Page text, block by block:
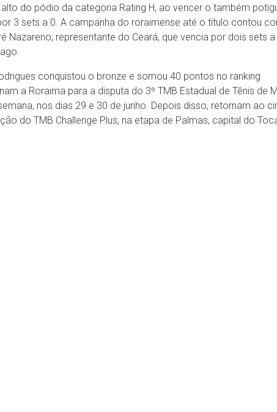
do pódio da categoria Rating H, ao vencer o também
3 sets a 0. A campanha do roraimense até o título contou
Nazareno, representante do Ceará, que vencia por dois sets
conquistou o bronze e somou 40 pontos no ranking
a Roraima para a disputa do 3º TMB Estadual de Tênis de
nos dias 29 e 30 de junho. Depois disso, retornam ao
do TMB Challenge Plus, na etapa de Palmas, capital do